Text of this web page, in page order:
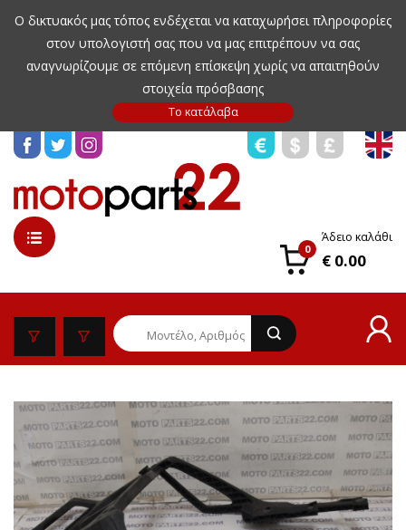
Ο δικτυακός μας τόπος ενδέχεται να καταχωρήσει πληροφορίες
στον υπολογιστή σας που να μας επιτρέπουν να σας
αναγνωρίζουμε σε επόμενη επίσκεψη χωρίς να απαιτηθούν
στοιχεία πρόσβασης
0
Άδειο καλάθι
€ 0.00